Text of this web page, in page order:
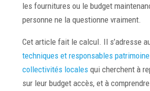
les fournitures ou le budget
personne ne la questionne vraiment.
Cet article fait le calcul. Il s’adresse
techniques et responsables
collectivités locales qui cherchent à
sur leur budget accès, et à